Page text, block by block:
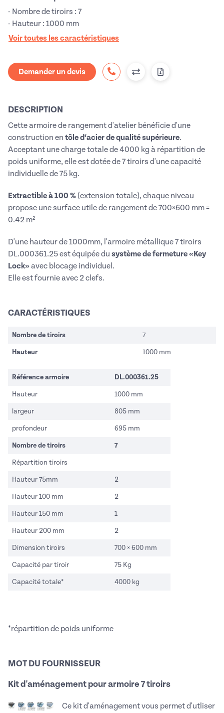
- Nombre de tiroirs : 7
- Hauteur : 1000 mm
Voir toutes les caractéristiques
Demander un devis
DESCRIPTION
Cette armoire de rangement d'atelier bénéficie d'une
construction en tôle d‘acier de qualité supérieure.
Acceptant une charge totale de 4000 kg à répartition de
poids uniforme, elle est dotée de 7 tiroirs d'une capacité
individuelle de 75 kg.
Extractible à 100 % (extension totale), chaque niveau
propose une surface utile de rangement de 700×600 mm =
0.42 m²
D'une hauteur de 1000mm, l'armoire métallique 7 tiroirs
DL.000361.25 est équipée du système de fermeture «Key
Lock»avec blocage individuel.
Elle est fournie avec 2 clefs.
CARACTÉRISTIQUES
Nombre de tiroirs 7
Hauteur 1000 mm
Référence armoire DL.000361.25
Hauteur 1000 mm
largeur 805 mm
profondeur 695 mm
Nombre de tiroirs 7
Répartition tiroirs
Hauteur 75mm 2
Hauteur 100 mm 2
Hauteur 150 mm 1
Hauteur 200 mm 2
Dimension tiroirs 700 × 600 mm
Capacité par tiroir 75 Kg
Capacité totale* 4000 kg
*répartition de poids uniforme
MOT DU FOURNISSEUR
Kit d'aménagement pour armoire 7 tiroirs
Ce kit d'aménagement vous permet d'utliser